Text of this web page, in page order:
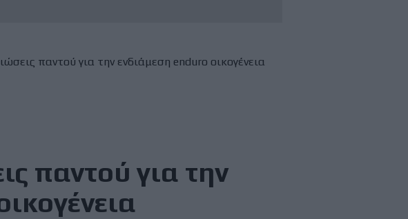
παντού για την ενδιάμεση enduro οικογένεια
παντού για την